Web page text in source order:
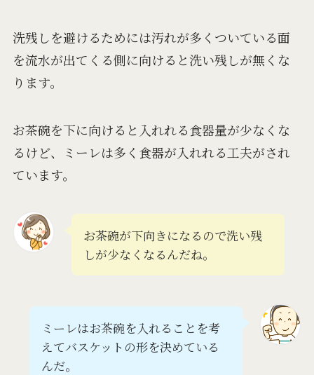
洗残しを避けるためには汚れが多くついている面
を流水が出てくる側に向けると洗い残しが無くな
ります。
お茶碗を下に向けると入れれる食器量が少なくな
るけど、ミーレは多く食器が入れれる工夫がされ
ています。
お茶碗が下向きになるので洗い残
しが少なくなるんだね。
ミーレはお茶碗を入れることを考
えてバスケットの形を決めている
んだ。